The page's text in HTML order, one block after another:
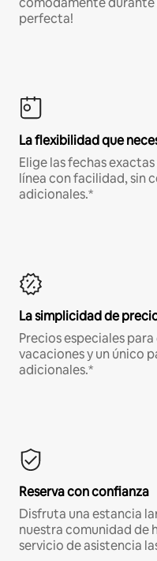
perfecta!
La flexibilidad que
Elige las fechas
línea con facilidad, sin
adicionales.*
La simplicidad de
Precios especiales
vacaciones y un único
adicionales.*
Reserva con confianza
Disfruta una estancia
nuestra comunidad de
servicio de asistencia